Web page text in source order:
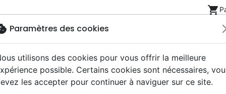
shopping_cart
NouveautésBibles LivreseBooksJeunesse
Paramètres des cookies
utilisons des cookies pour vous offrir la meilleure
possible. Certains cookies sont nécessaires,
les accepter pour continuer à naviguer sur ce site.